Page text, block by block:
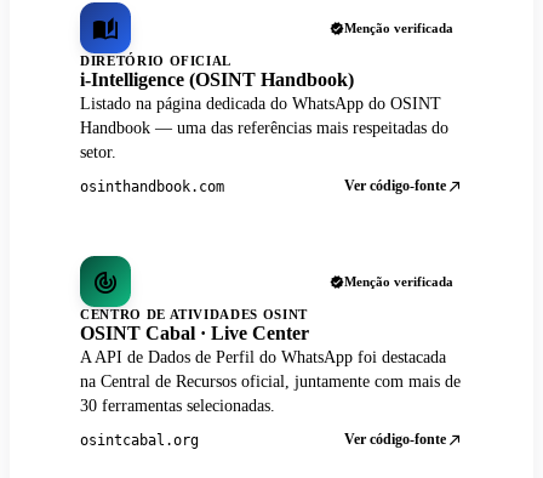
Menção verificada
DIRETÓRIO OFICIAL
i-Intelligence (OSINT Handbook)
Listado na página dedicada do WhatsApp do OSINT
Handbook — uma das referências mais respeitadas do
setor.
osinthandbook.com Ver código-fonte
Menção verificada
CENTRO DE ATIVIDADES OSINT
OSINT Cabal · Live Center
A API de Dados de Perfil do WhatsApp foi destacada
na Central de Recursos oficial, juntamente com mais de
30 ferramentas selecionadas.
osintcabal.org Ver código-fonte